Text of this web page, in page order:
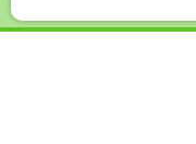
Войти